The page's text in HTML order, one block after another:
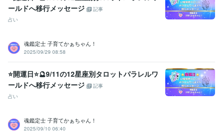
ールドへ移行メッセージ
記事
占い
魂鑑定士 子育てかぁちゃん！
2025/09/29 08:58
⭐開運日⭐🔮9/11の12星座別タロットパラレルワ
ールドへ移行メッセージ
記事
占い
魂鑑定士 子育てかぁちゃん！
2025/09/10 06:40